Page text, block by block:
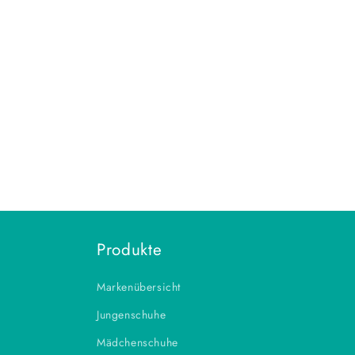
Produkte
Markenübersicht
Jungenschuhe
Mädchenschuhe